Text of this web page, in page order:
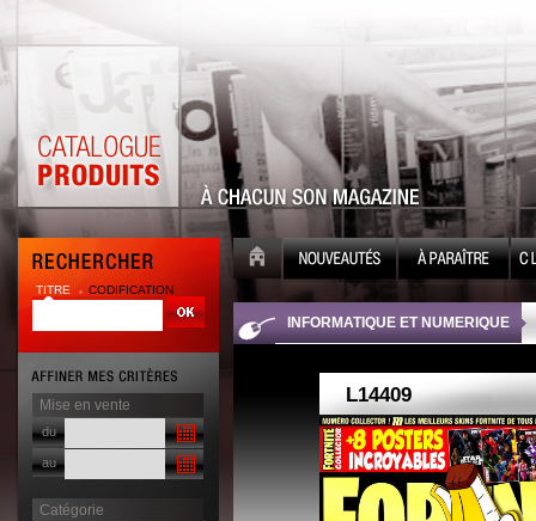
TITRE CODIFICATION
Mise en vente
du
au
Catégorie
INFORMATIQUE ET NUMERIQUE